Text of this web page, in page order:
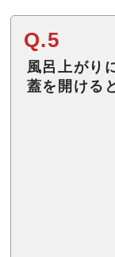
Q.5
風呂上がり
蓋を開ける